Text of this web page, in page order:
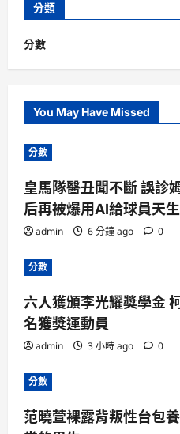
分類
分數
You May Have Missed
分數
皇馬隊醫丑聞不斷 誤診
后再被爆用AI給球員天
admin 6 分鐘 ago 0
分數
六人獲頒李光耀獎學金
名獲獎運動員
admin 3 小時 ago 0
分數
范曉萱裸露背叛性台包